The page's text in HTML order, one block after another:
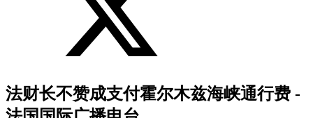
法财长不赞成支付霍尔木兹海峡通行费 -